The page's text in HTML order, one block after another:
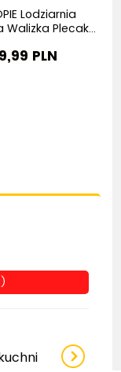
Lodziarnia
Walizka Plecak...
PLN